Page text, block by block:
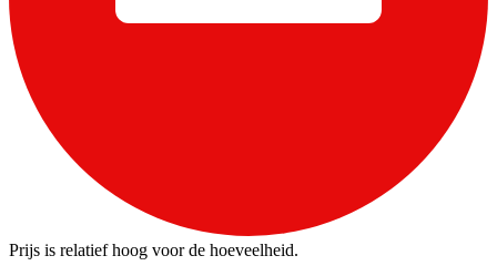
Prijs is relatief hoog voor de hoeveelheid.